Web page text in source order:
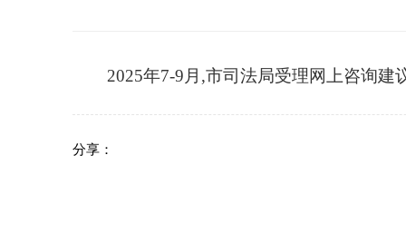
2025年7-9月,市司法局受理网上咨询建
分享：